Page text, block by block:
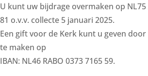
U kunt uw bijdrage overmaken op NL75
81 o.v.v. collecte 5 januari 2025.
Een gift voor de Kerk kunt u geven
te maken op
IBAN: NL46 RABO 0373 7165 59.